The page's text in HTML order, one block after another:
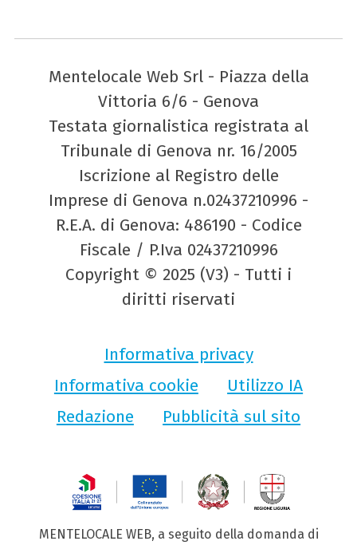
Mentelocale Web Srl - Piazza della
Vittoria 6/6 - Genova
Testata giornalistica registrata al
Tribunale di Genova nr. 16/2005
Iscrizione al Registro delle
Imprese di Genova n.02437210996 -
R.E.A. di Genova: 486190 - Codice
Fiscale / P.Iva 02437210996
Copyright © 2025 (V3) - Tutti i
diritti riservati
Informativa privacy
Informativa cookie
Utilizzo IA
Redazione
Pubblicità sul sito
MENTELOCALE WEB, a seguito della domanda di